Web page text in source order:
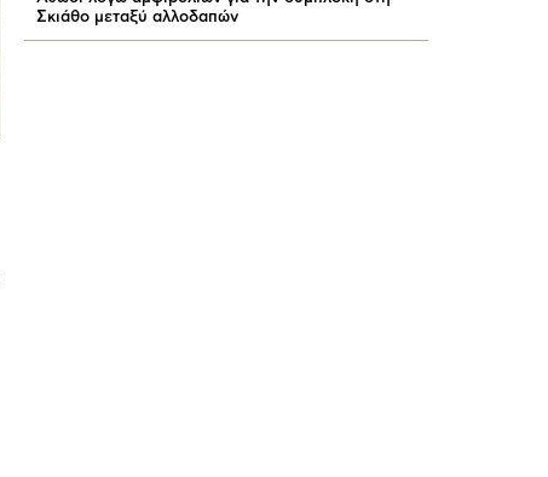
Σκιάθο μεταξύ αλλοδαπών